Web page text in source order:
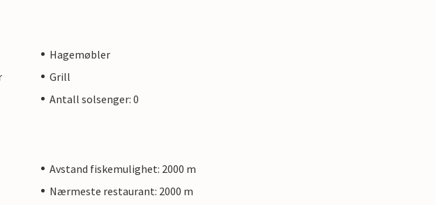
Hagemøbler
Grill
Antall solsenger: 0
Avstand fiskemulighet: 2000 m
Nærmeste restaurant: 2000 m